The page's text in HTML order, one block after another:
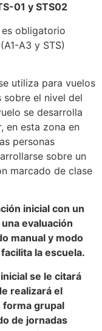
01 y STS02
es obligatorio
A3 y STS)
utiliza para vuelos
sobre el nivel del
se desarrolla
en esta zona en
personas
sobre un
marcado de clase
inicial con un
evaluación
manual y modo
la escuela.
se le citará
realizará el
forma grupal
de jornadas